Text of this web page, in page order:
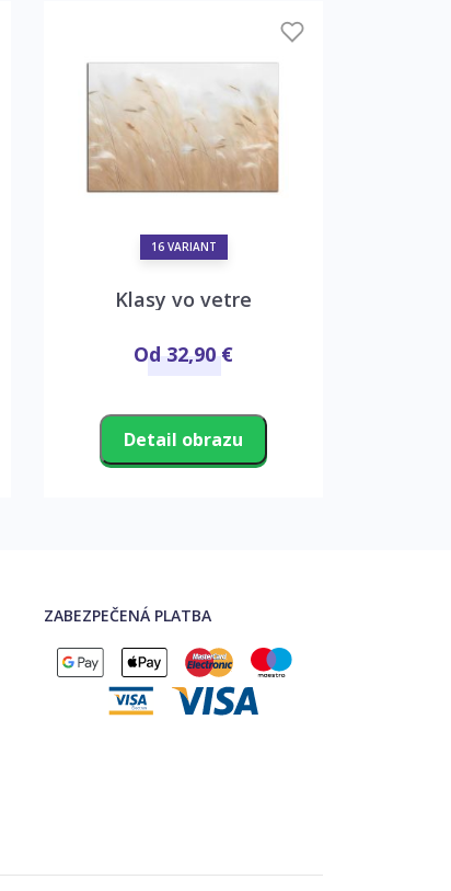
16 VARIANT
Klasy vo vetre
Od 32,90 €
Detail obrazu
ZABEZPEČENÁ PLATBA